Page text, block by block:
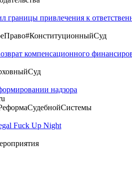
границы привлечения к
#КонституционныйСуд
компенсационного
надзора
Fuck Up Night